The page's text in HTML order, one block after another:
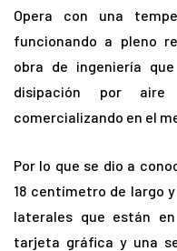
Opera con una
funcionando a pleno
obra de ingeniería
disipación por
comercializando en el
Por lo que se dio a
18 centímetro de largo
laterales que están
tarjeta gráfica y una